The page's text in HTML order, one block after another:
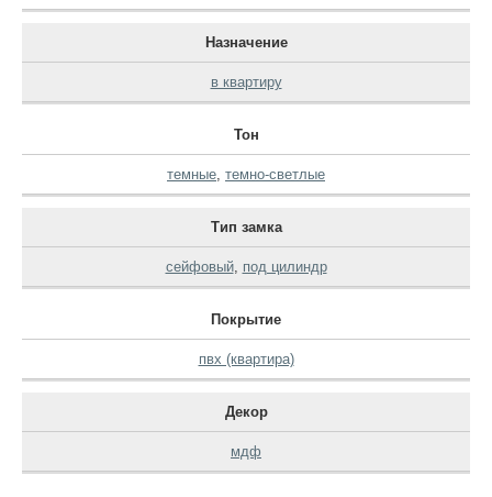
Назначение
в квартиру
Тон
темные, темно-светлые
Тип замка
сейфовый, под цилиндр
Покрытие
пвх (квартира)
Декор
мдф